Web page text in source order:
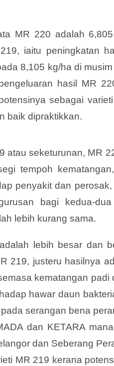
MR 220 adalah
iaitu peningkatan
8,105 kg/ha di
hasil MR
sebagai
baik dipraktikkan.
atau seketurunan, MR
tempoh
penyakit dan
bagi kedua-
lebih kurang sama.
lebih besar dan
219, justeru hasilnya
kematangan
hawar daun
serangan bena
dan KETARA
dan Seberang
MR 219 kerana